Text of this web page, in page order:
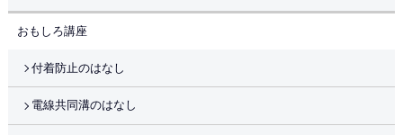
おもしろ講座
付着防止のはなし
電線共同溝のはなし